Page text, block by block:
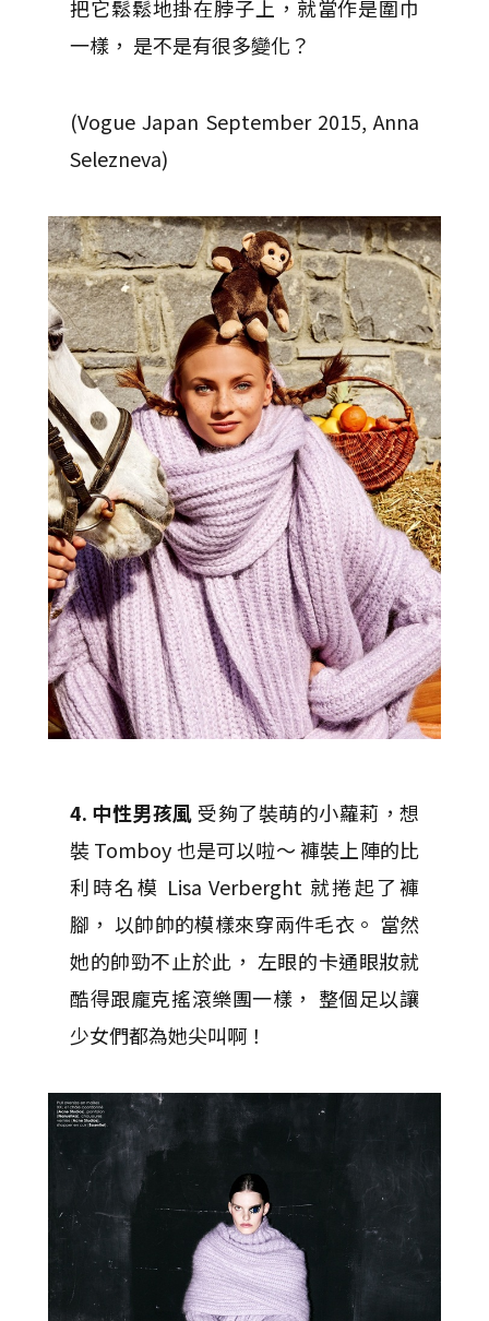
把它鬆鬆地掛在脖子上，就當作是圍巾
一樣， 是不是有很多變化？
(Vogue Japan September 2015, Anna
Selezneva)
4. 中性男孩風 受夠了裝萌的小蘿莉，想
裝 Tomboy 也是可以啦～ 褲裝上陣的比
利時名模 Lisa Verberght 就捲起了褲
腳， 以帥帥的模樣來穿兩件毛衣。 當然
她的帥勁不止於此， 左眼的卡通眼妝就
酷得跟龐克搖滾樂團一樣， 整個足以讓
少女們都為她尖叫啊！